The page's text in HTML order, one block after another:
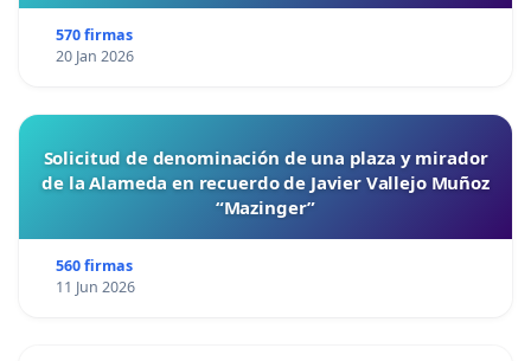
570 firmas
20 Jan 2026
Solicitud de denominación de una plaza y mirador
de la Alameda en recuerdo de Javier Vallejo Muñoz
“Mazinger”
560 firmas
11 Jun 2026